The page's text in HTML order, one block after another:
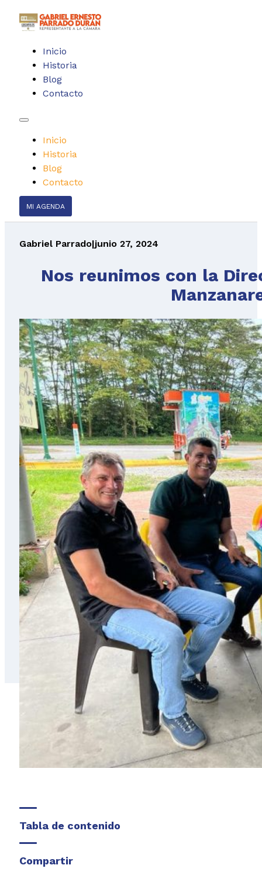
Inicio
Historia
Blog
Contacto
Inicio
Historia
Blog
Contacto
MI AGENDA
Gabriel Parrado|junio 27, 2024
Nos reunimos con la
Tabla de contenido
Compartir